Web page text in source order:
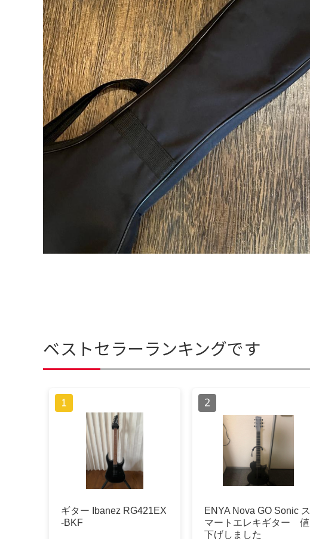
ベストセラーランキングです
ギター Ibanez RG421EX
-BKF
ENYA Nova GO Sonic ス
マートエレキギター 値
下げしました